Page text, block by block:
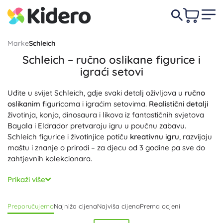
MarkeSchleich
Schleich – ručno oslikane figurice i
igraći setovi
Uđite u svijet Schleich, gdje svaki detalj oživljava u ručno
oslikanim figuricama i igraćim setovima. Realistični detalji
životinja, konja, dinosaura i likova iz fantastičnih svjetova
Bayala i Eldrador pretvaraju igru u poučnu zabavu.
Schleich figurice i životinjice potiču kreativnu igru, razvijaju
maštu i znanje o prirodi – za djecu od 3 godine pa sve do
zahtjevnih kolekcionara.
Svaki komad dizajniran je s naglaskom na mjerilo i vjernost
— od teksture krzna i kopita do dinosaurovih ljuski.
drže oblik, imaju stabilno stajanje i podnose intenzivnu
svakodnevnu igru. Igraće setove Schleich, poput
Prikaži više
PreporučujemoNajniža cijenaNajviša cijenaPrema ocjeni